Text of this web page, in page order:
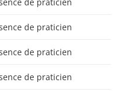
de praticien
de praticien
de praticien